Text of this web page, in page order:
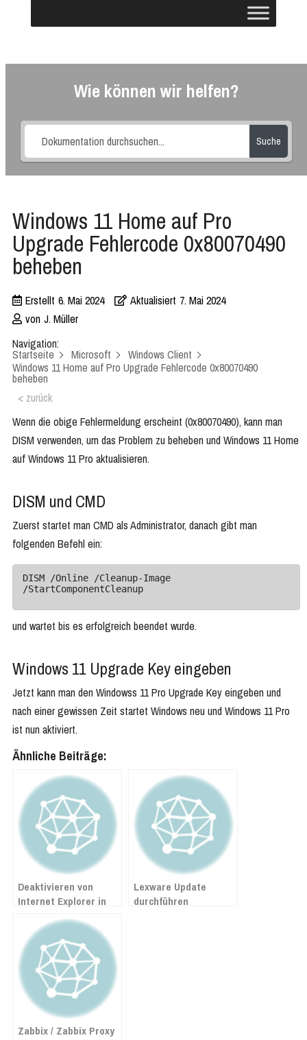
Wie können wir helfen?
Suche
Windows 11 Home auf Pro
Upgrade Fehlercode 0x80070490
beheben
Erstellt 6. Mai 2024 Aktualisiert 7. Mai 2024
von J. Müller
Navigation:
Startseite Microsoft
Windows Client
Windows 11 Home auf Pro Upgrade Fehlercode 0x80070490
beheben
< zurück
Wenn die obige Fehlermeldung erscheint (0x80070490), kann man
DISM verwenden, um das Problem zu beheben und Windows 11 Home
auf Windows 11 Pro aktualisieren.
DISM und CMD
Zuerst startet man CMD als Administrator, danach gibt man
folgenden Befehl ein:
DISM /Online /Cleanup-Image
/StartComponentCleanup
und wartet bis es erfolgreich beendet wurde.
Windows 11 Upgrade Key eingeben
Jetzt kann man den Windowss 11 Pro Upgrade Key eingeben und
nach einer gewissen Zeit startet Windows neu und Windows 11 Pro
ist nun aktiviert.
Ähnliche Beiträge:
Deaktivieren von
Internet Explorer in
Lexware Update
durchführen
Zabbix / Zabbix Proxy